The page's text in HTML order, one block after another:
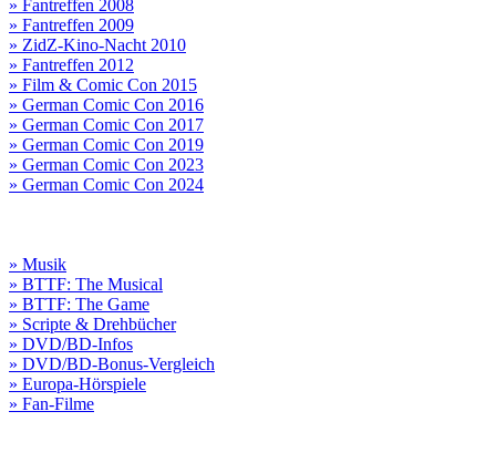
» Fantreffen 2008
» Fantreffen 2009
» ZidZ-Kino-Nacht 2010
» Fantreffen 2012
» Film & Comic Con 2015
» German Comic Con 2016
» German Comic Con 2017
» German Comic Con 2019
» German Comic Con 2023
» German Comic Con 2024
» Musik
» BTTF: The Musical
» BTTF: The Game
» Scripte & Drehbücher
» DVD/BD-Infos
» DVD/BD-Bonus-Vergleich
» Europa-Hörspiele
» Fan-Filme